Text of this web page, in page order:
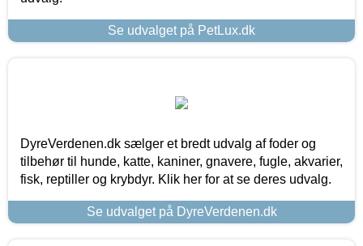
Se udvalget på PetLux.dk
DyreVerdenen.dk sælger et bredt udvalg af foder og
tilbehør til hunde, katte, kaniner, gnavere, fugle, akvarier,
fisk, reptiller og krybdyr. Klik her for at se deres udvalg.
Se udvalget på DyreVerdenen.dk